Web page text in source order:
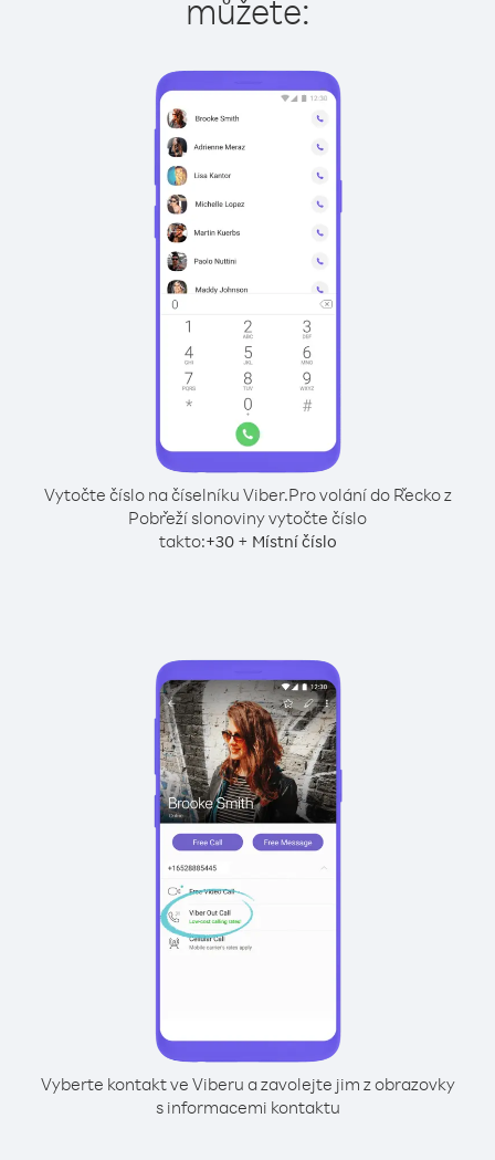
můžete:
Vytočte číslo na číselníku Viber.Pro volání do Řecko z
Pobřeží slonoviny vytočte číslo
takto:+30+ Místní číslo
Vyberte kontakt ve Viberu a zavolejte jim z obrazovky
s informacemi kontaktu